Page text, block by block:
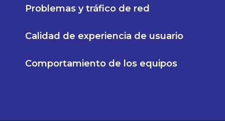
Problemas y tráfico de red
Calidad de experiencia de usuario
Comportamiento de los equipos